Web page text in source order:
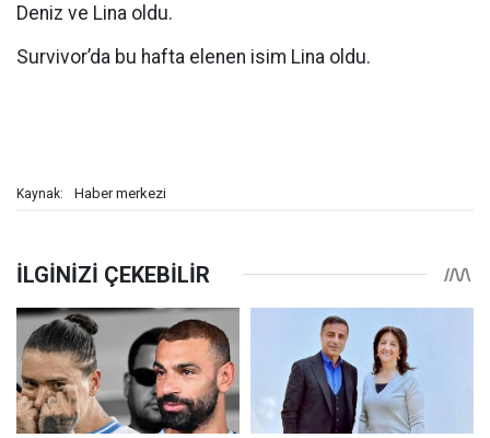
Deniz ve Lina oldu.
Survivor’da bu hafta elenen isim Lina oldu.
Kaynak: Haber merkezi